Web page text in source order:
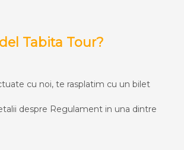
Tabita Tour?
cu noi, te rasplatim cu un bilet
despre Regulament in una dintre